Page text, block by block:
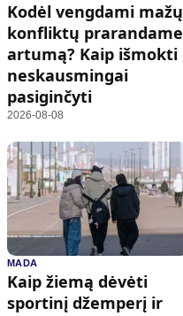
Kodėl vengdami mažų
konfliktų prarandame
artumą? Kaip išmokti
neskausmingai
pasiginčyti
2026-08-08
MADA
Kaip žiemą dėvėti
sportinį džemperį ir